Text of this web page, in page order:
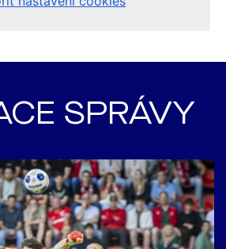
SPRÁVY